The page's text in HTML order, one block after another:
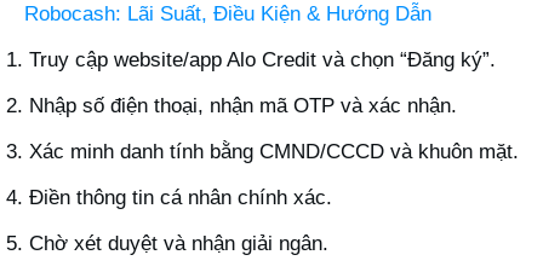
Robocash: Lãi Suất, Điều Kiện & Hướng Dẫn
Truy cập website/app Alo Credit và chọn “Đăng ký”.
Nhập số điện thoại, nhận mã OTP và xác nhận.
Xác minh danh tính bằng CMND/CCCD và khuôn mặt.
Điền thông tin cá nhân chính xác.
Chờ xét duyệt và nhận giải ngân.